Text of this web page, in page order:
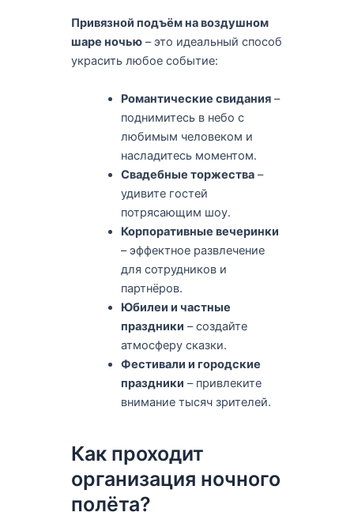
Привязной подъём на воздушном
шаре ночью– это идеальный способ
украсить любое событие:
Романтические свидания –
поднимитесь в небо с
любимым человеком и
насладитесь моментом.
Свадебные торжества –
удивите гостей
потрясающим шоу.
Корпоративные вечеринки
– эффектное развлечение
для сотрудников и
партнёров.
Юбилеи и частные
праздники – создайте
атмосферу сказки.
Фестивали и городские
праздники – привлеките
внимание тысяч зрителей.
Как проходит
организация ночного
полёта?